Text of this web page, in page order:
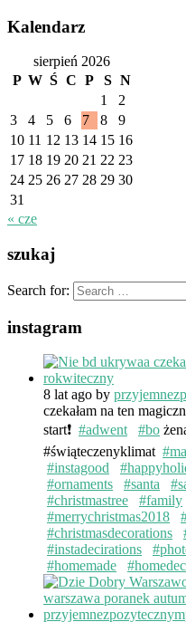
Kalendarz
sierpień 2026
P W Ś C P S N
1
2
3
4 5 6 7 8
9
10 11 12 13 14 15 16
17 18 19 20 21 22 23
24 25 26 27 28 29 30
31
« cze
szukaj
Search for:
instagram
8 lat ago by
czekałam na ten
start❗️ #adwent #bo
#świąteczenyklimat
#instagood
#ornaments
#santa
#christmastree
#family
#merrychristmas2018
#christmasdecorations
#instadecirations
#homemade